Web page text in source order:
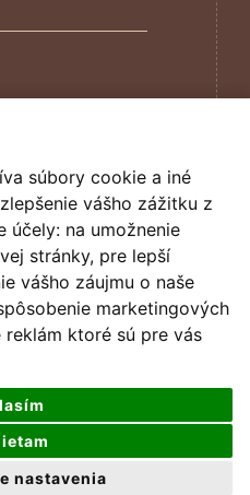
súbory cookie a iné
vášho zážitku z
účely: na umožnenie
stránky, pre lepší
vášho záujmu o naše
marketingových
reklám ktoré sú pre vás
nastavenia
vyhradené